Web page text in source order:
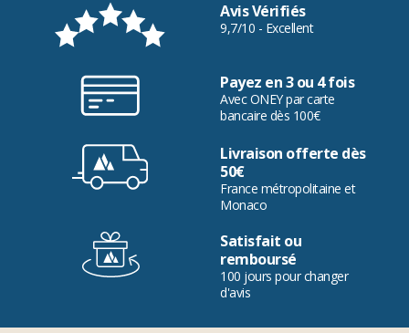
Avis Vérifiés
9,7/10 - Excellent
Payez en 3 ou 4 fois
Avec ONEY par carte
bancaire dès 100€
Livraison offerte dès
50€
France métropolitaine et
Monaco
Satisfait ou
remboursé
100 jours pour changer
d'avis